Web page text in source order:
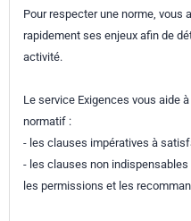
Pour respecter une norme, vous
rapidement ses enjeux afin de
activité.
Le service Exigences vous aide
normatif :
- les clauses impératives à
- les clauses non
les permissions et les